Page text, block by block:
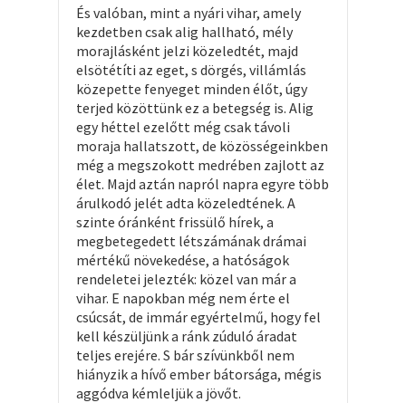
És valóban, mint a nyári vihar, amely
kezdetben csak alig hallható, mély
morajlásként jelzi közeledtét, majd
elsötétíti az eget, s dörgés, villámlás
közepette fenyeget minden élőt, úgy
terjed közöttünk ez a betegség is. Alig
egy héttel ezelőtt még csak távoli
moraja hallatszott, de közösségeinkben
még a megszokott medrében zajlott az
élet. Majd aztán napról napra egyre több
árulkodó jelét adta közeledtének. A
szinte óránként frissülő hírek, a
megbetegedett létszámának drámai
mértékű növekedése, a hatóságok
rendeletei jelezték: közel van már a
vihar. E napokban még nem érte el
csúcsát, de immár egyértelmű, hogy fel
kell készüljünk a ránk zúduló áradat
teljes erejére. S bár szívünkből nem
hiányzik a hívő ember bátorsága, mégis
aggódva kémleljük a jövőt.